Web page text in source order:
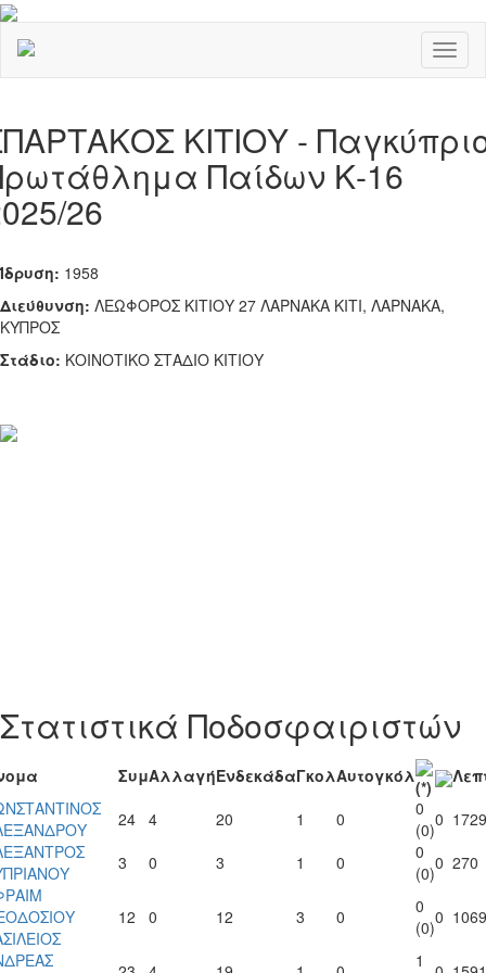
ΚΙΤΙΟΥ -
Παίδων Κ-16
26
Ίδρυση: 1958
Διεύθυνση: ΛΕΩΦΟΡΟΣ ΚΙΤΙΟΥ 27 ΛΑΡΝΑΚΑ ΚΙΤΙ, ΛΑΡΝΑΚΑ,
ΚΥΠΡΟΣ
Στάδιο: ΚΟΙΝΟΤΙΚΟ ΣΤΑΔΙΟ ΚΙΤΙΟΥ
Στατιστικά Ποδοσφαιριστών
ΣυμΑλλαγήΕνδεκάδαΓκολΑυτογκόλ
(*)
24 4 20 1 0
0
(0)0 1729
3 0 3 1 0
0
(0)0 270
12 0 12 3 0
0
(0)0 1069
1